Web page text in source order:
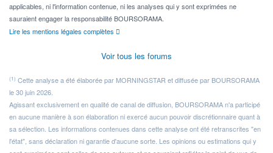
applicables, ni l'information contenue, ni les analyses qui y sont exprimées ne
sauraient engager la responsabilité BOURSORAMA.
Lire les mentions légales complètes
Voir tous les forums
(1) Cette analyse a été élaborée par MORNINGSTAR et diffusée par BOURSORAMA
le 30 juin 2026.
Agissant exclusivement en qualité de canal de diffusion, BOURSORAMA n'a participé
en aucune manière à son élaboration ni exercé aucun pouvoir discrétionnaire quant à
sa sélection. Les informations contenues dans cette analyse ont été retranscrites "en
l'état", sans déclaration ni garantie d'aucune sorte. Les opinions ou estimations qui y